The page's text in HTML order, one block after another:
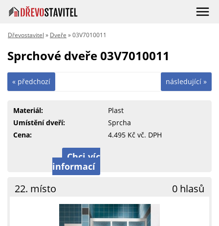
Dřevostavitel » Dveře » 03V7010011
Sprchové dveře 03V7010011
následující »
« předchozí
Materiál:
Plast
Umístění dveří:
Sprcha
Cena:
4.495 Kč vč. DPH
Chci víc
informací
22. místo 0 hlasů